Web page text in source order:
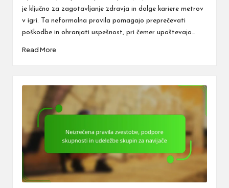
je ključno za zagotavljanje zdravja in dolge kariere metrov
v igri. Ta neformalna pravila pomagajo preprečevati
poškodbe in ohranjati uspešnost, pri čemer upoštevajo…
Read More